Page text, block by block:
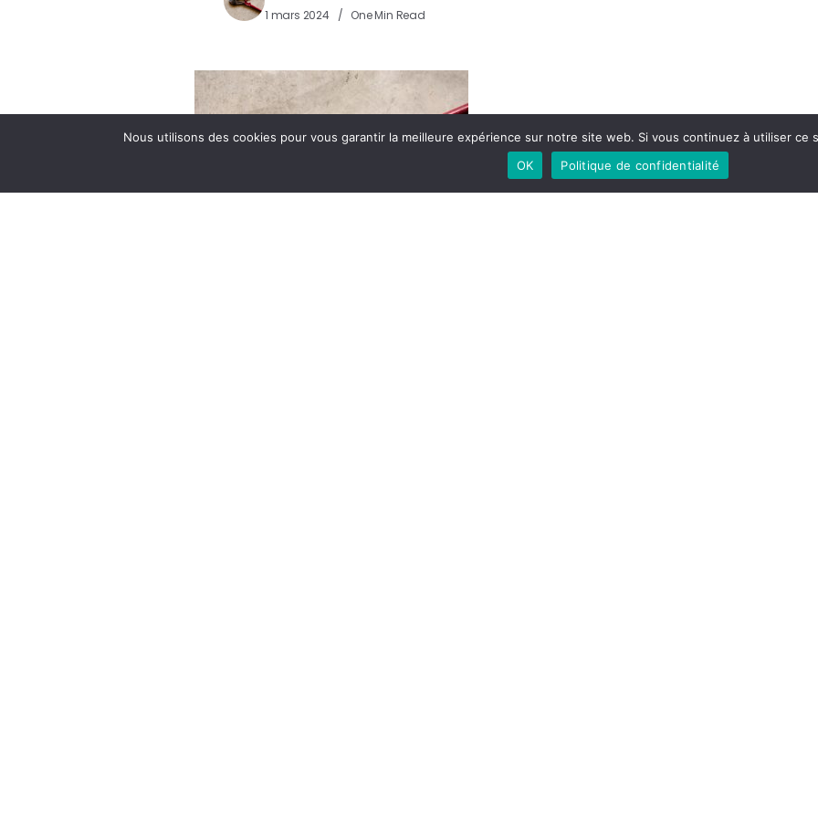
1 mars 2024 One Min Read
Nous utilisons des cookies pour vous garantir la meilleure expérience sur notre site web. Si vous continuez à utiliser
OK
Politique de confidentialité